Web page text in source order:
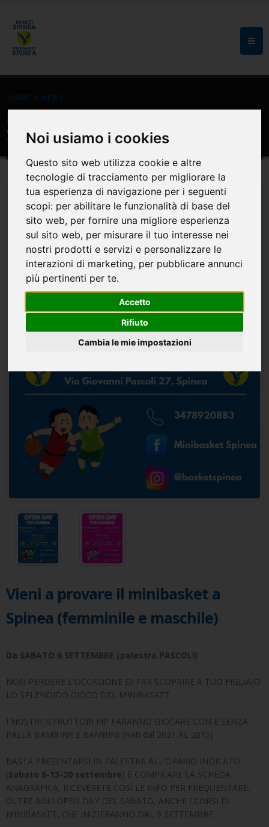
Noi usiamo i cookies
Questo sito web utilizza cookie e altre
tecnologie di tracciamento per migliorare la
tua esperienza di navigazione per i seguenti
scopi: per abilitare le funzionalità di base del
sito web, per fornire una migliore esperienza
sul sito web, per misurare il tuo interesse nei
nostri prodotti e servizi e personalizzare le
interazioni di marketing, per pubblicare annunci
più pertinenti per te.
Accetto
Rifiuto
Cambia le mie impostazioni
HOME NEWS
Spinea (femminile e maschile)
Vieni a provare il minibasket a
Spinea (femminile e maschile)
Da SABATO 6 SETTEMBRE (palestra PASCOLI)
NON PERDERE L'OCCASIONE DI FAR SCOPRIRE A TUO FIGLIA/O
LO SPLENDIDO GIOCO DEL MINIBASKET
I NOSTRI ISTRUTTORI FIP FARANNO GIOCARE CON E SENZA
PALLA BAMBINE E BAMBINI (Nati dal 2021 AL 2015)
BASTA PRESENTARSI IN PALESTRA ALL'ORARIO INDICATO
(Sabato 6-13-20 settembre) E COMPILARE LA SCHEDA
ANAGRAFICA, RICEVERETE COSÌ LE INFO PER FREQUENTARE,
OLTRE AGLI OPEN DAY DEL SABATO, ANCHE I CORSI DI
MINIBASKET, CHE INIZIERANNO DAL 9 SETTEMBRE